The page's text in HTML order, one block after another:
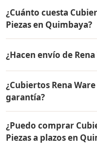
¿Cuánto cuesta
Piezas en Quimbaya?
mismo en todo
para conocer el precio
y facilidades de pago
¿Hacen envío de
Piezas a Quimbaya,
es contra entrega.
¿Cubiertos Rena
garantía?
por vida contra defectos
productos Rena Ware
¿Puedo comprar
Piezas a plazos en